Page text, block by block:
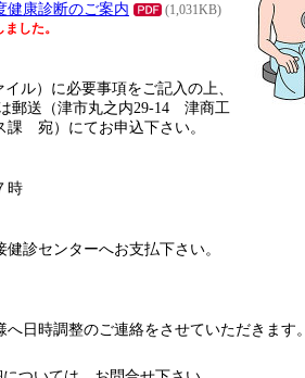
健康診断のご案内
(1,031KB)
した。
ル）に必要事項をご記入の上、
郵送（津市丸之内29-14 津商工
宛）にてお申込下さい。
時
診センターへお支払下さい。
日時調整のご連絡をさせていただきます。